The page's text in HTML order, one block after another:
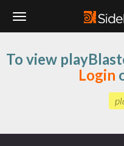
Navigation
To view
Login